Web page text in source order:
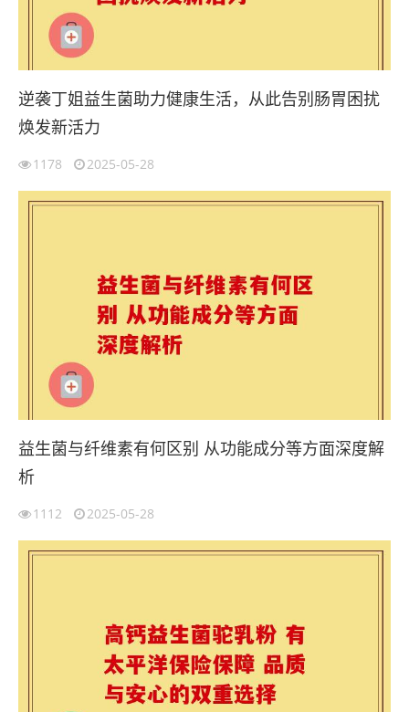
逆袭丁姐益生菌助力健康生活，从此告别肠胃困扰
焕发新活力
1178 2025-05-28
益生菌与纤维素有何区别 从功能成分等方面深度解
析
1112 2025-05-28